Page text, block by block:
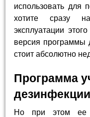
использовать для
хотите сразу
эксплуатации
версия программы
стоит абсолютно
Программа
дезинфекции
Но при этом ее